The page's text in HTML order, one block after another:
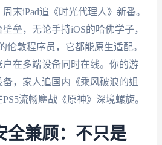
末iPad追《时光代理人》新番。
垒，无论手持iOS的哈佛学子，
伦敦程序员，它都能原生适配。
在多端设备同时在线。你的游
，家人追国内《乘风破浪的姐
流畅鏖战《原神》深境螺旋。
全兼顾：不只是